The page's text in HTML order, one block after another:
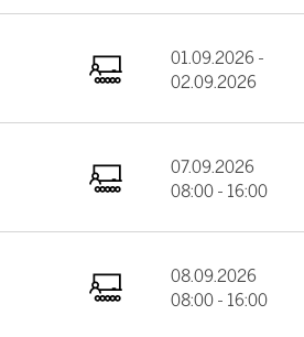
01.09.2026 -
02.09.2026
07.09.2026
08:00 - 16:00
08.09.2026
08:00 - 16:00